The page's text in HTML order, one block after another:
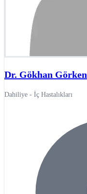
Dr. Gökhan Görken
Dahiliye - İç Hastalıkları